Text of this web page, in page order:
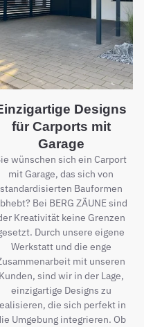
Designs
für Carports mit
Garage
wünschen sich ein Carport
mit Garage, das sich von
standardisierten Bauformen
Bei BERG ZÄUNE sind
Kreativität keine Grenzen
Durch unsere eigene
Werkstatt und die enge
mit unseren
Kunden, sind wir in der Lage,
einzigartige Designs zu
die sich perfekt in
Umgebung integrieren. Ob